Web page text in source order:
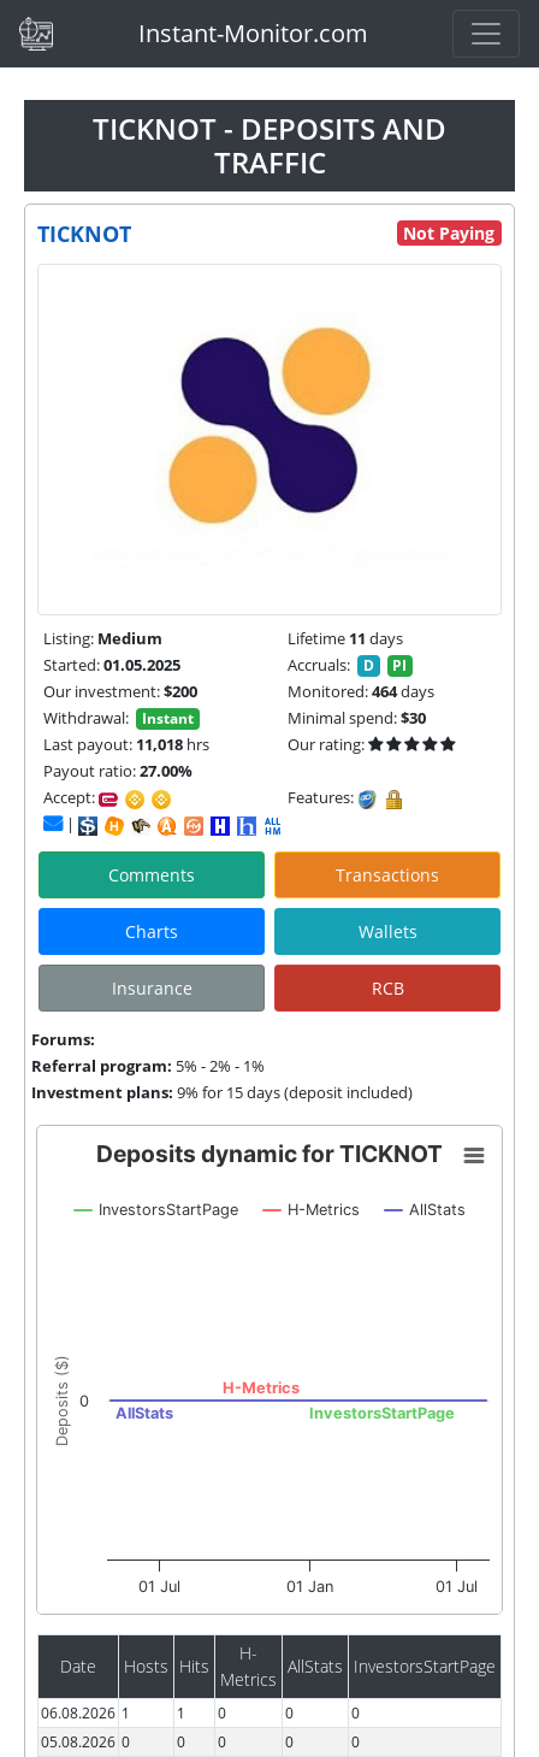
(current)Instant-Monitor.com
TICKNOT - DEPOSITS AND
TRAFFIC
TICKNOT Not Paying
Listing: Medium Lifetime 11 days
Started:01.05.2025 Accruals: D PI
Our investment:$200 Monitored:464days
Withdrawal:
Instant Minimal spend:$30
Last payout: 11,018 hrs
Our rating:
Payout ratio:27.00%
Accept:
Features:
|
Comments Transactions
Charts Wallets
Insurance RCB
Forums:
Referral program: 5% - 2% - 1%
Investment plans: 9% for 15 days (deposit included)
Deposits ($) InvestorsStartPage
H-Metrics
AllStats
Deposits dynamic for TICKNOT
InvestorsStartPage H-Metrics AllStats
01 Jan
01 Jul 01 Jul
0
Date Hosts Hits
H-
Metrics
AllStats InvestorsStartPage
06.08.2026 1 1 0 0
0
05.08.2026 0 0 0 0
0